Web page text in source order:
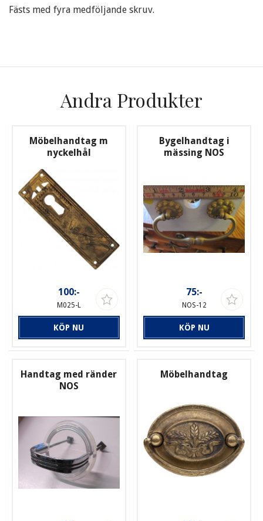
Fästs med fyra medföljande skruv.
Andra Produkter
Möbelhandtag m
nyckelhål
100:-
M025-L
KÖP NU
Bygelhandtag i
mässing NOS
75:-
NOS-12
KÖP NU
Handtag med ränder
NOS
Möbelhandtag